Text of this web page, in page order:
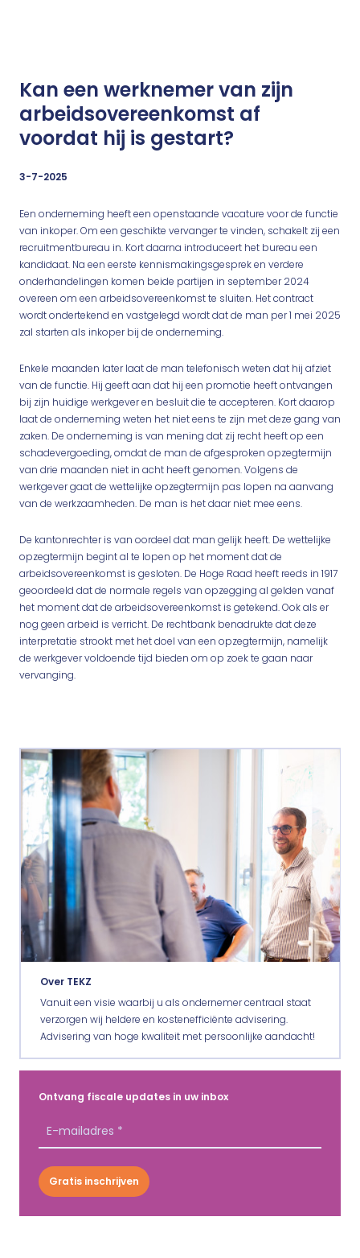
Kan een werknemer van zijn
arbeidsovereenkomst af
voordat hij is gestart?
3-7-2025
Een onderneming heeft een openstaande vacature voor de functie
van inkoper. Om een geschikte vervanger te vinden, schakelt zij een
recruitmentbureau in. Kort daarna introduceert het bureau een
kandidaat. Na een eerste kennismakingsgesprek en verdere
onderhandelingen komen beide partijen in september 2024
overeen om een arbeidsovereenkomst te sluiten. Het contract
wordt ondertekend en vastgelegd wordt dat de man per 1 mei 2025
zal starten als inkoper bij de onderneming.
Enkele maanden later laat de man telefonisch weten dat hij afziet
van de functie. Hij geeft aan dat hij een promotie heeft ontvangen
bij zijn huidige werkgever en besluit die te accepteren. Kort daarop
laat de onderneming weten het niet eens te zijn met deze gang van
zaken. De onderneming is van mening dat zij recht heeft op een
schadevergoeding, omdat de man de afgesproken opzegtermijn
van drie maanden niet in acht heeft genomen. Volgens de
werkgever gaat de wettelijke opzegtermijn pas lopen na aanvang
van de werkzaamheden. De man is het daar niet mee eens.
De kantonrechter is van oordeel dat man gelijk heeft. De wettelijke
opzegtermijn begint al te lopen op het moment dat de
arbeidsovereenkomst is gesloten. De Hoge Raad heeft reeds in 1917
geoordeeld dat de normale regels van opzegging al gelden vanaf
het moment dat de arbeidsovereenkomst is getekend. Ook als er
nog geen arbeid is verricht. De rechtbank benadrukte dat deze
interpretatie strookt met het doel van een opzegtermijn, namelijk
de werkgever voldoende tijd bieden om op zoek te gaan naar
vervanging.
Over TEKZ
Vanuit een visie waarbij u als ondernemer centraal staat
verzorgen wij heldere en kostenefficiënte advisering.
Advisering van hoge kwaliteit met persoonlijke aandacht!
Ontvang fiscale updates in uw inbox
Gratis inschrijven